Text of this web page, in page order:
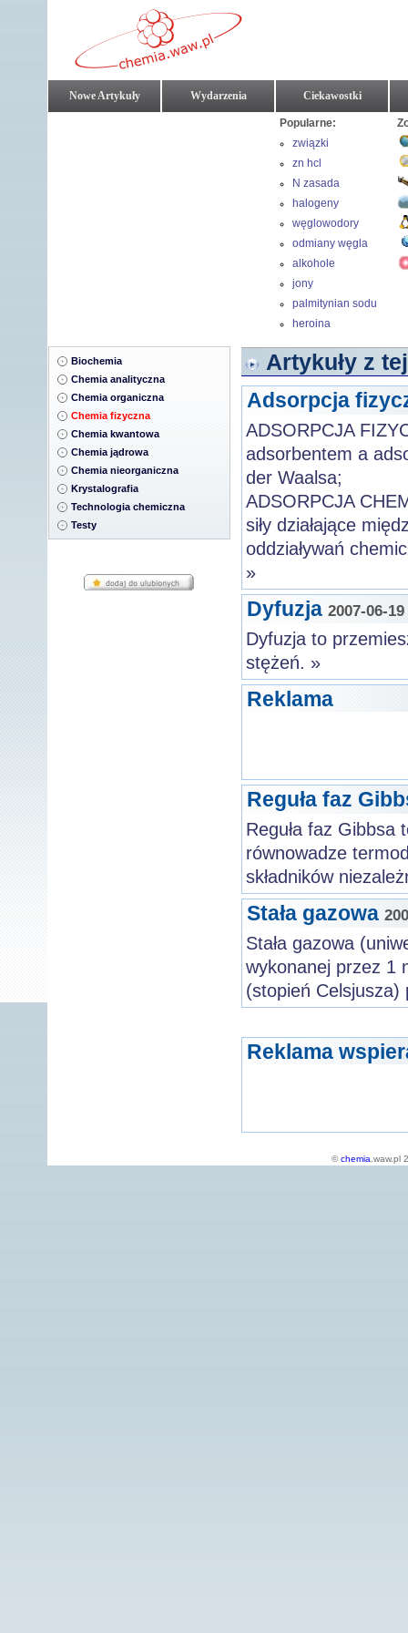
Nowe Artykuły Wydarzenia Ciekawostki
Popularne:
związki
aromatyczne
zn hcl
N zasada
halogeny
węglowodory
nienasycone
odmiany węgla
alkohole
jony
palmitynian sodu
heroina
Biochemia
Chemia analityczna
Chemia organiczna
Chemia fizyczna
Chemia kwantowa
Chemia jądrowa
Chemia nieorganiczna
Krystalografia
Technologia chemiczna
Testy
Artykuły z
Adsorpcja
ADSORPCJA
adsorbentem a
der Waalsa;
ADSORPCJA
siły działające
oddziaływań
»
Dyfuzja 2007-06-19
Dyfuzja to
stężeń. »
Reklama
Reguła faz
Reguła faz Gibbsa
równowadze
składników
Stała gazowa
Stała gazowa
wykonanej przez 1
(stopień
Reklama
©chemia .waw.pl